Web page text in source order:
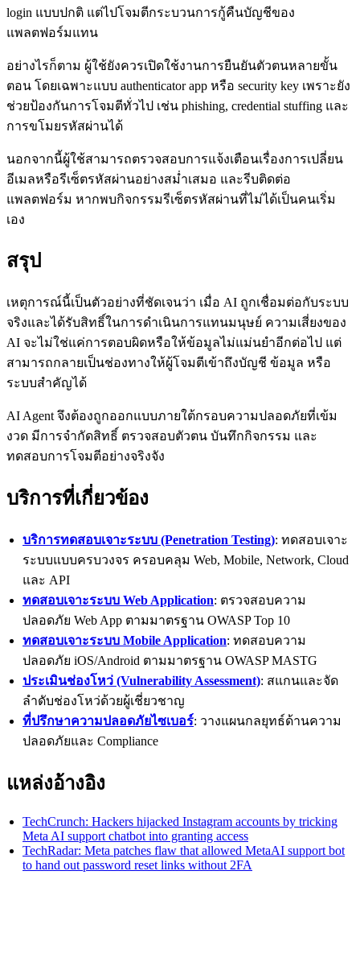
login แบบปกติ แต่ไปโจมตีกระบวนการกู้คืนบัญชีของ
แพลตฟอร์มแทน
อย่างไรก็ตาม ผู้ใช้ยังควรเปิดใช้งานการยืนยันตัวตนหลายขั้น
ตอน โดยเฉพาะแบบ authenticator app หรือ security key เพราะยัง
ช่วยป้องกันการโจมตีทั่วไป เช่น phishing, credential stuffing และ
การขโมยรหัสผ่านได้
นอกจากนี้ผู้ใช้สามารถตรวจสอบการแจ้งเตือนเรื่องการเปลี่ยน
อีเมลหรือรีเซ็ตรหัสผ่านอย่างสม่ำเสมอ และรีบติดต่อ
แพลตฟอร์ม หากพบกิจกรรมรีเซ็ตรหัสผ่านที่ไม่ได้เป็นคนเริ่ม
เอง
สรุป
เหตุการณ์นี้เป็นตัวอย่างที่ชัดเจนว่า เมื่อ AI ถูกเชื่อมต่อกับระบบ
จริงและได้รับสิทธิ์ในการดำเนินการแทนมนุษย์ ความเสี่ยงของ
AI จะไม่ใช่แค่การตอบผิดหรือให้ข้อมูลไม่แม่นยำอีกต่อไป แต่
สามารถกลายเป็นช่องทางให้ผู้โจมตีเข้าถึงบัญชี ข้อมูล หรือ
ระบบสำคัญได้
AI Agent จึงต้องถูกออกแบบภายใต้กรอบความปลอดภัยที่เข้ม
งวด มีการจำกัดสิทธิ์ ตรวจสอบตัวตน บันทึกกิจกรรม และ
ทดสอบการโจมตีอย่างจริงจัง
บริการที่เกี่ยวข้อง
บริการทดสอบเจาะระบบ (Penetration Testing): ทดสอบเจาะ
ระบบแบบครบวงจร ครอบคลุม Web, Mobile, Network, Cloud
และ API
ทดสอบเจาะระบบ Web Application: ตรวจสอบความ
ปลอดภัย Web App ตามมาตรฐาน OWASP Top 10
ทดสอบเจาะระบบ Mobile Application: ทดสอบความ
ปลอดภัย iOS/Android ตามมาตรฐาน OWASP MASTG
ประเมินช่องโหว่ (Vulnerability Assessment): สแกนและจัด
ลำดับช่องโหว่ด้วยผู้เชี่ยวชาญ
ที่ปรึกษาความปลอดภัยไซเบอร์: วางแผนกลยุทธ์ด้านความ
ปลอดภัยและ Compliance
แหล่งอ้างอิง
TechCrunch: Hackers hijacked Instagram accounts by tricking
Meta AI support chatbot into granting access
TechRadar: Meta patches flaw that allowed MetaAI support bot
to hand out password reset links without 2FA